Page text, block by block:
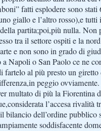
fatti esplodere sono
giallo e l’altro rosso),e
partita;poi,più nulla. Non
tra il settore ospiti e la
e non sono in grado di
Napoli o San Paolo ce ne
fartelo al più presto un giretto
peggio ovviamente.
multato di più la Fiorentina
l’accesa rivalità
bilancio dell’ordine pubblico
soddisfacente